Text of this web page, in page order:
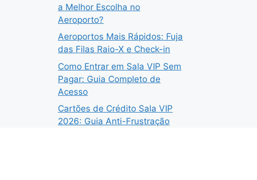
a Melhor Escolha no
Aeroporto?
Aeroportos Mais Rápidos: Fuja
das Filas Raio-X e Check-in
Como Entrar em Sala VIP Sem
Pagar: Guia Completo de
Acesso
Cartões de Crédito Sala VIP
2026: Guia Anti-Frustração